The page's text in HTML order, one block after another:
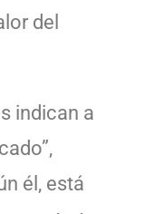
del
indican a
él, está